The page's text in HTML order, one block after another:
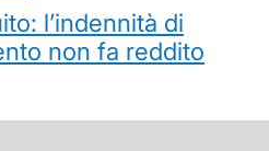
l’indennità di
non fa reddito